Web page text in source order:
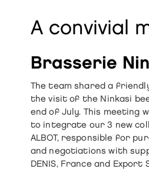
A convivial
Brasserie
The team shared a
the visit of the Ninkasi
end of July. This meeting
to integrate our 3 new
ALBOT, responsible for
and negotiations with
DENIS, France and Export